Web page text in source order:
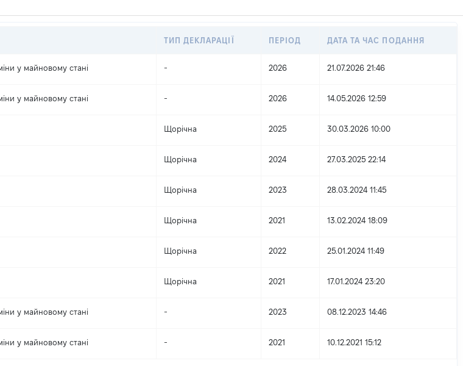
ТИП ДЕКЛАРАЦІЇ ПЕРІОД ДАТА ТА ЧАС ПОДАННЯ
y майновому стані - 2026 21.07.2026 21:46
y майновому стані - 2026 14.05.2026 12:59
Щорічна 2025 30.03.2026 10:00
Щорічна 2024 27.03.2025 22:14
Щорічна 2023 28.03.2024 11:45
Щорічна 2021 13.02.2024 18:09
Щорічна 2022 25.01.2024 11:49
Щорічна 2021 17.01.2024 23:20
y майновому стані - 2023 08.12.2023 14:46
y майновому стані - 2021 10.12.2021 15:12